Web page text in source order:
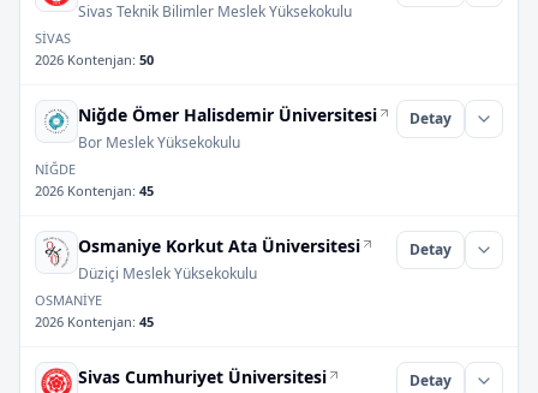
Sivas Teknik Bilimler Meslek Yüksekokulu
SİVAS
2026 Kontenjan: 50
Niğde Ömer Halisdemir Üniversitesi
Bor Meslek Yüksekokulu
Detay
NİĞDE
2026 Kontenjan: 45
Osmaniye Korkut Ata Üniversitesi
Düziçi Meslek Yüksekokulu
Detay
OSMANİYE
2026 Kontenjan: 45
Sivas Cumhuriyet Üniversitesi Detay